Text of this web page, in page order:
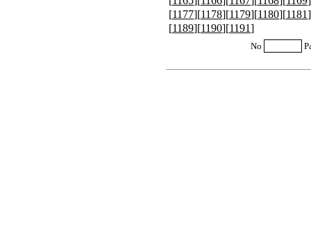
[1177][1178][1179][1180][1181
[1189][1190][1191]
No